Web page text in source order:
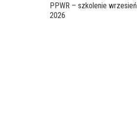
PPWR – szkolenie wrzesień
2026